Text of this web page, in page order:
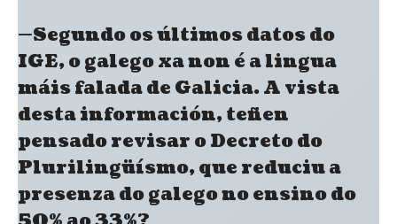
—Segundo os últimos datos do
IGE, o galego xa non é a lingua
máis falada de Galicia. A vista
desta información, teñen
pensado revisar o Decreto do
Plurilingüísmo, que reduciu a
presenza do galego no ensino do